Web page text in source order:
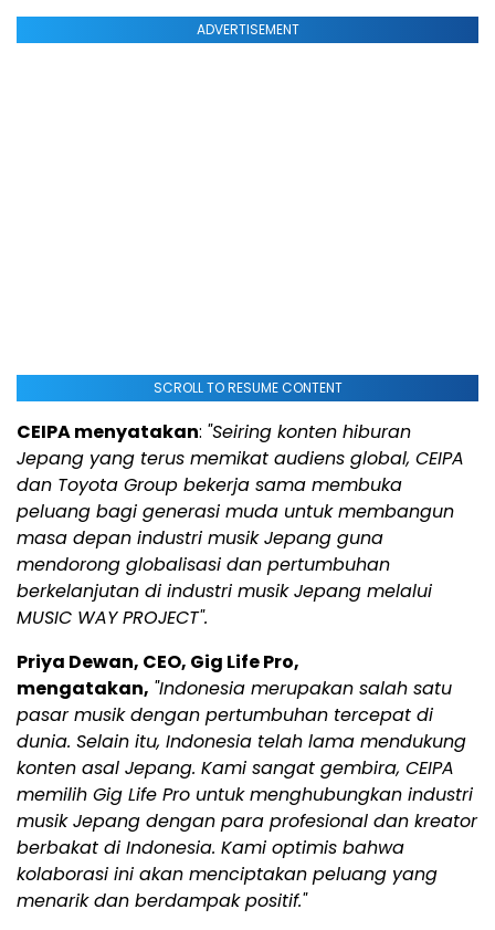
ADVERTISEMENT
SCROLL TO RESUME CONTENT
CEIPA menyatakan: "Seiring konten hiburan
Jepang yang terus memikat audiens global, CEIPA
dan Toyota Group bekerja sama membuka
peluang bagi generasi muda untuk membangun
masa depan industri musik Jepang guna
mendorong globalisasi dan pertumbuhan
berkelanjutan di industri musik Jepang melalui
MUSIC WAY PROJECT".
Priya Dewan, CEO, Gig Life Pro,
mengatakan, "Indonesia merupakan salah satu
pasar musik dengan pertumbuhan tercepat di
dunia. Selain itu, Indonesia telah lama mendukung
konten asal Jepang. Kami sangat gembira, CEIPA
memilih Gig Life Pro untuk menghubungkan industri
musik Jepang dengan para profesional dan kreator
berbakat di Indonesia. Kami optimis bahwa
kolaborasi ini akan menciptakan peluang yang
menarik dan berdampak positif."